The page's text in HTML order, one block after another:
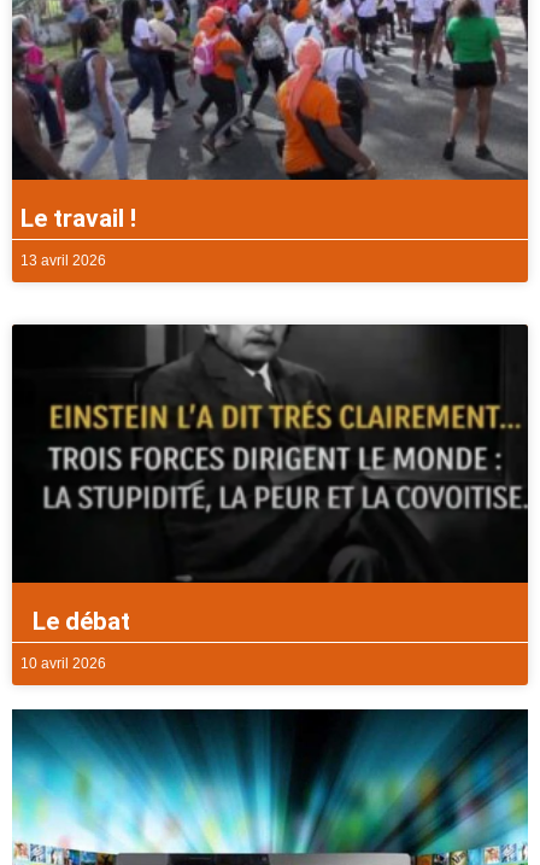
Le travail !
13 avril 2026
Le débat
10 avril 2026